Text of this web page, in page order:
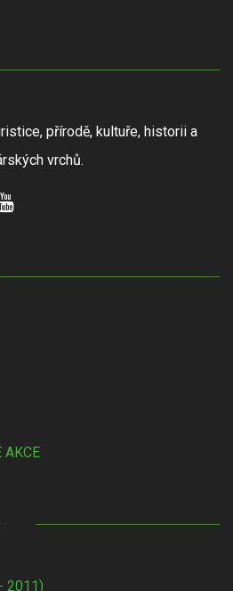
přírodě, kultuře, historii a
vrchů.
AKCE
2011)